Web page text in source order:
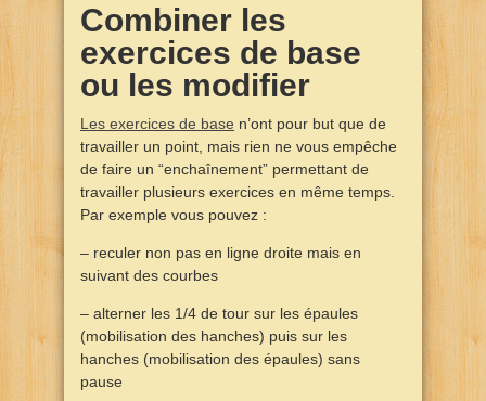
Combiner les
exercices de base
ou les modifier
Les exercices de base n’ont pour but que de
travailler un point, mais rien ne vous empêche
de faire un “enchaînement” permettant de
travailler plusieurs exercices en même temps.
Par exemple vous pouvez :
– reculer non pas en ligne droite mais en
suivant des courbes
– alterner les 1/4 de tour sur les épaules
(mobilisation des hanches) puis sur les
hanches (mobilisation des épaules) sans
pause